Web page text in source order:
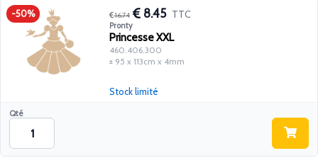
-50% 16.74 8.45 TTC
Pronty
Princesse XXL
460.406.300
± 95 x 113cm x 4mm
Qté
Stock limité